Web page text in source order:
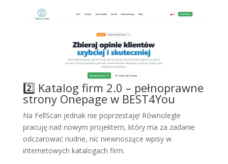
2️⃣ Katalog firm 2.0 – pełnoprawne
strony Onepage w BEST4You
Na FellScan jednak nie poprzestaję! Równolegle
pracuję nad nowym projektem, który ma za zadanie
odczarować nudne, nic niewnoszące wpisy w
internetowych katalogach firm.